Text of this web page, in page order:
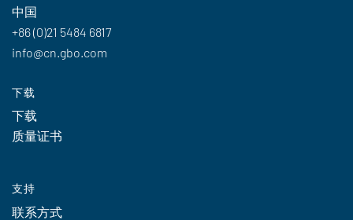
中国
+86 (0)21 5484 6817
info@cn.gbo.com
下载
下载
质量证书
支持
联系方式